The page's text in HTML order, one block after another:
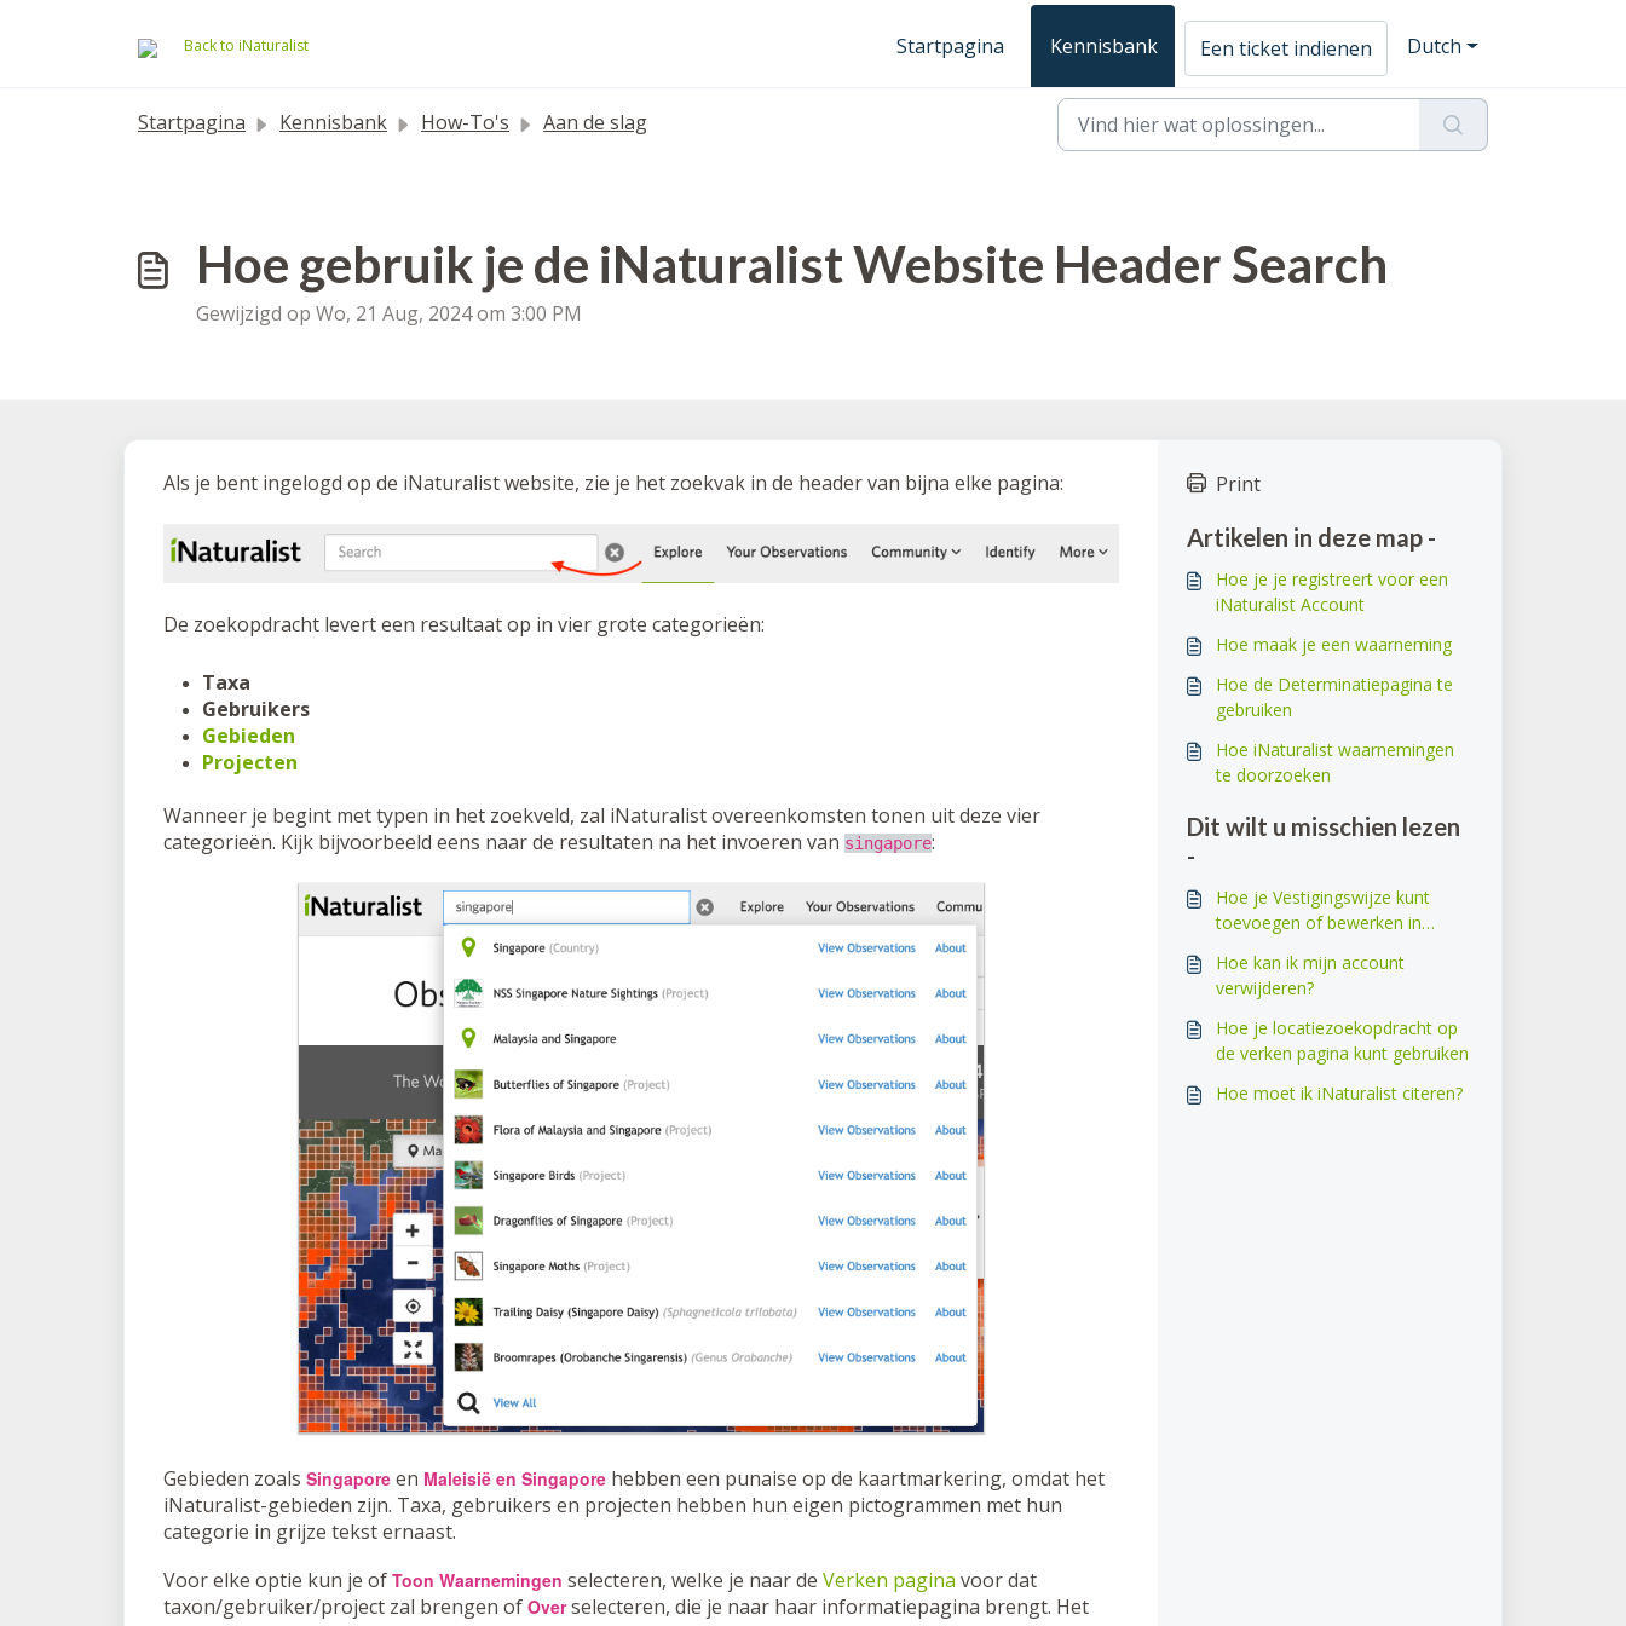
Back to iNaturalist Startpagina Kennisbank Een ticket indienen Dutch
Startpagina Kennisbank How-To's Aan de slag
Hoe gebruik je de iNaturalist Website Header Search
Gewijzigd op Wo, 21 Aug, 2024 om 3:00 PM
Als je bent ingelogd op de iNaturalist website, zie je het zoekvak in de header van bijna elke pagina:
De zoekopdracht levert een resultaat op in vier grote categorieën:
Taxa
Gebruikers
Gebieden
Projecten
Wanneer je begint met typen in het zoekveld, zal iNaturalist overeenkomsten tonen uit deze vier
categorieën. Kijk bijvoorbeeld eens naar de resultaten na het invoeren van singapore:
Gebieden zoals Singapore en Maleisië en Singapore hebben een punaise op de kaartmarkering, omdat het
iNaturalist-gebieden zijn. Taxa, gebruikers en projecten hebben hun eigen pictogrammen met hun
categorie in grijze tekst ernaast.
Voor elke optie kun je of Toon Waarnemingen selecteren, welke je naar de Verken pagina voor dat
taxon/gebruiker/project zal brengen of Overselecteren, die je naar haar informatiepagina brengt. Het
Print
Artikelen in deze map -
Hoe je je registreert voor een
iNaturalist Account
Hoe maak je een waarneming
Hoe de Determinatiepagina te
gebruiken
Hoe iNaturalist waarnemingen
te doorzoeken
Dit wilt u misschien lezen
-
Hoe je Vestigingswijze kunt
toevoegen of bewerken in
Hoe kan ik mijn account
verwijderen?
Hoe je locatiezoekopdracht op
de verken pagina kunt gebruiken
Hoe moet ik iNaturalist citeren?